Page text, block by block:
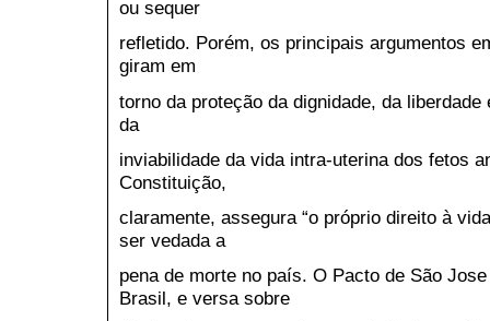
ou sequer
refletido. Porém, os principais argumentos
giram em
torno da proteção da dignidade, da
da
inviabilidade da vida intra-uterina dos fetos
Constituição,
claramente, assegura “o próprio direito à
ser vedada a
pena de morte no país. O Pacto de São
Brasil, e versa sobre